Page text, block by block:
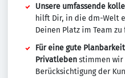
Unsere umfassende
hilft Dir, in die dm-Welt
Deinen Platz im Team zu
Für eine gute
Privatleben stimmen wir
Berücksichtigung der